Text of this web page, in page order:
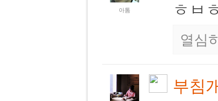
아톰
ㅎㅂ
열심
부침